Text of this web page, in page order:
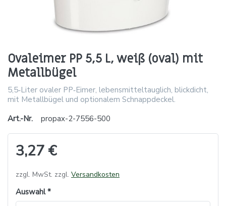
Ovaleimer PP 5,5 L, weiß (oval) mit
Metallbügel
5,5‑Liter ovaler PP‑Eimer, lebensmitteltauglich, blickdicht,
mit Metallbügel und optionalem Schnappdeckel.
Art.-Nr.
propax-2-7556-500
3,27 €
zzgl. MwSt. zzgl. Versandkosten
Auswahl